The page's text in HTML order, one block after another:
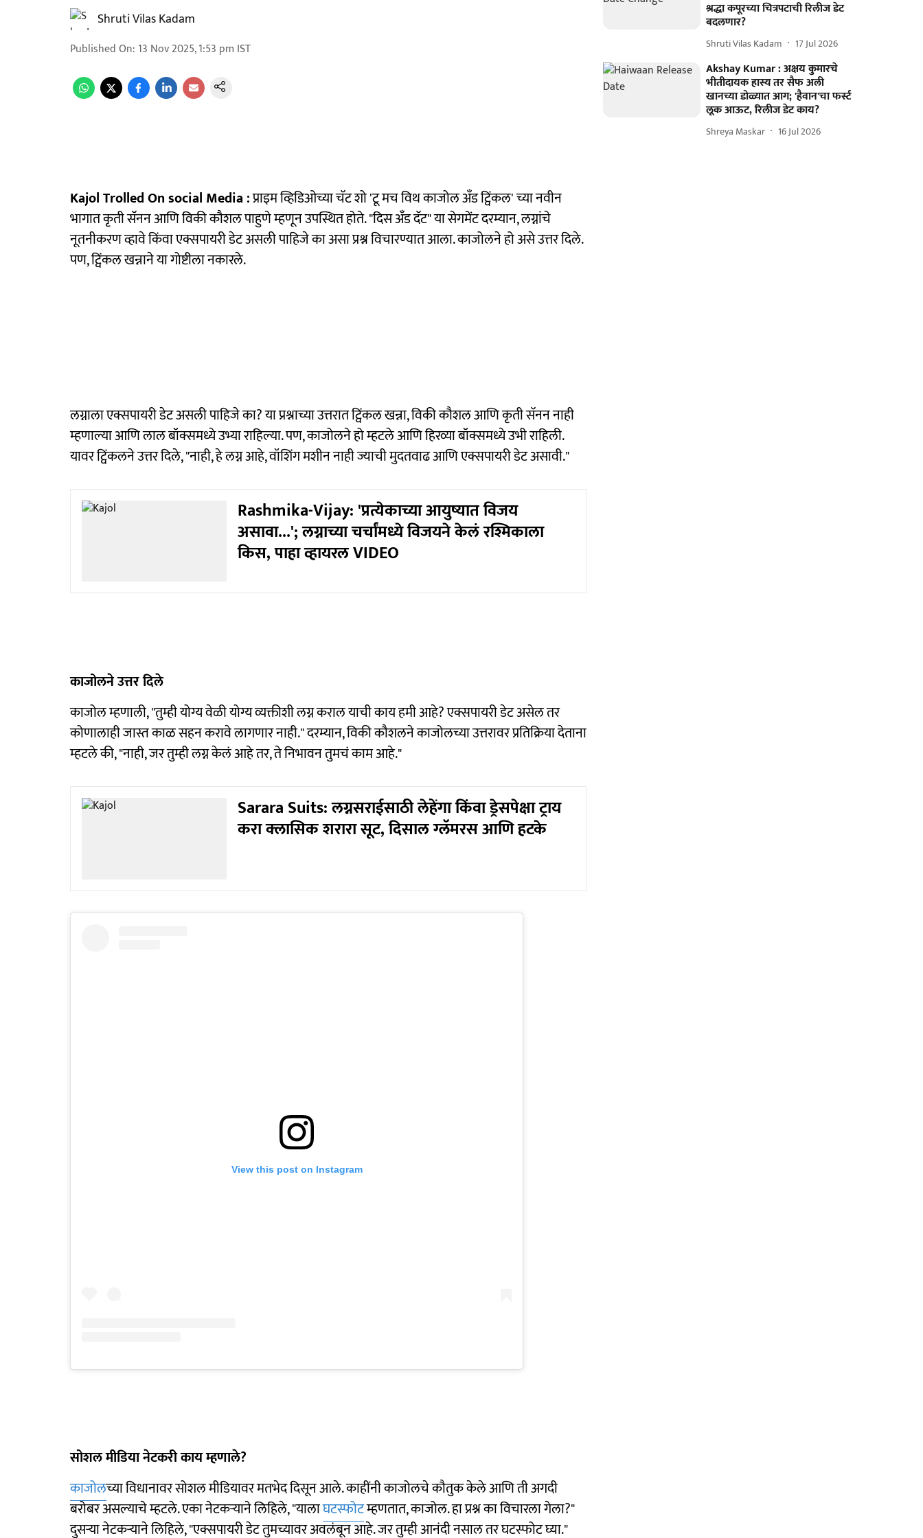
Shruti Vilas Kadam
Published On: 13 Nov 2025, 1:53 pm IST
Kajol Trolled On social Media :प्राइम व्हिडिओच्या चॅट शो 'टू मच विथ काजोल अँड ट्विंकल' च्या नवीन
भागात कृती सॅनन आणि विकी कौशल पाहुणे म्हणून उपस्थित होते. "दिस अँड दॅट" या सेगमेंट दरम्यान, लग्नांचे
नूतनीकरण व्हावे किंवा एक्सपायरी डेट असली पाहिजे का असा प्रश्न विचारण्यात आला. काजोलने हो असे उत्तर दिले.
पण, ट्विंकल खन्नाने या गोष्टीला नकारले.
लग्नाला एक्सपायरी डेट असली पाहिजे का? या प्रश्नाच्या उत्तरात ट्विंकल खन्ना, विकी कौशल आणि कृती सॅनन नाही
म्हणाल्या आणि लाल बॉक्समध्ये उभ्या राहिल्या. पण, काजोलने हो म्हटले आणि हिरव्या बॉक्समध्ये उभी राहिली.
यावर ट्विंकलने उत्तर दिले, "नाही, हे लग्न आहे, वॉशिंग मशीन नाही ज्याची मुदतवाढ आणि एक्सपायरी डेट असावी."
Rashmika-Vijay: 'प्रत्येकाच्या आयुष्यात विजय
असावा...'; लग्नाच्या चर्चांमध्ये विजयने केलं रश्मिकाला
किस, पाहा व्हायरल VIDEO
काजोलने उत्तर दिले
काजोल म्हणाली, "तुम्ही योग्य वेळी योग्य व्यक्तीशी लग्न कराल याची काय हमी आहे? एक्सपायरी डेट असेल तर
कोणालाही जास्त काळ सहन करावे लागणार नाही." दरम्यान, विकी कौशलने काजोलच्या उत्तरावर प्रतिक्रिया देताना
म्हटले की, "नाही, जर तुम्ही लग्न केलं आहे तर, ते निभावन तुमचं काम आहे."
Sarara Suits: लग्नसराईसाठी लेहेंगा किंवा ड्रेसपेक्षा ट्राय
करा क्लासिक शरारा सूट, दिसाल ग्लॅमरस आणि हटके
View this post on Instagram
सोशल मीडिया नेटकरी काय म्हणाले?
काजोलच्या विधानावर सोशल मीडियावर मतभेद दिसून आले. काहींनी काजोलचे कौतुक केले आणि ती अगदी
बरोबर असल्याचे म्हटले. एका नेटकऱ्याने लिहिले, "यालाघटस्फोटम्हणतात, काजोल. हा प्रश्न का विचारला गेला?"
दुसऱ्या नेटकऱ्याने लिहिले, "एक्सपायरी डेट तुमच्यावर अवलंबून आहे. जर तुम्ही आनंदी नसाल तर घटस्फोट घ्या."
श्रद्धा कपूरच्या चित्रपटाची रिलीज डेट
बदलणार?
Shruti Vilas Kadam 17 Jul 2026
Akshay Kumar : अक्षय कुमारचे
भीतीदायक हास्य तर सैफ अली
खानच्या डोळ्यात आग; 'हैवान'चा फर्स्ट
लूक आऊट, रिलीज डेट काय?
Shreya Maskar 16 Jul 2026